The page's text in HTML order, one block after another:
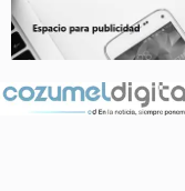
contenido